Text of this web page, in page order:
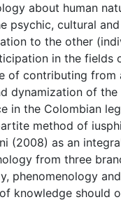
about human
psychic, cultural
to the other
in the fields
of contributing from
dynamization of
in the Colombian
method of
(2008) as an
from three
phenomenology
​​knowledge should